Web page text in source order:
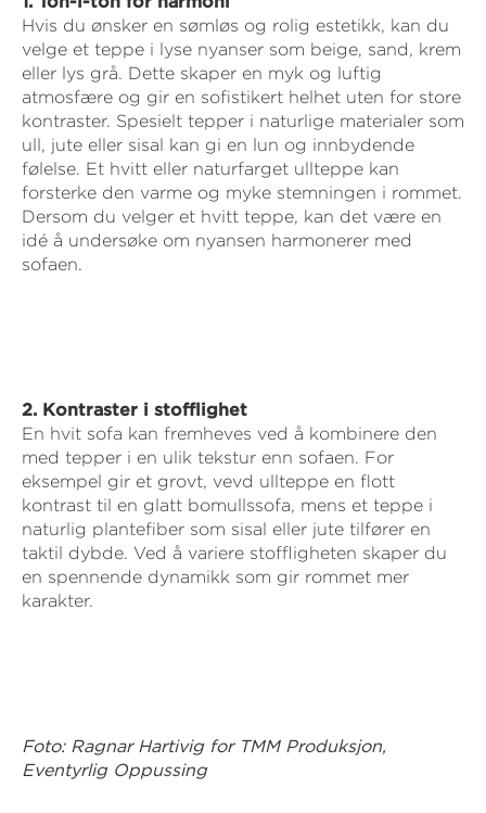
Hvis du ønsker en sømløs og rolig estetikk, kan du
velge et teppe i lyse nyanser som beige, sand, krem
eller lys grå. Dette skaper en myk og luftig
atmosfære og gir en sofistikert helhet uten for store
kontraster. Spesielt tepper i naturlige materialer som
ull, jute eller sisal kan gi en lun og innbydende
følelse. Et hvitt eller naturfarget ullteppe kan
forsterke den varme og myke stemningen i rommet.
Dersom du velger et hvitt teppe, kan det være en
idé å undersøke om nyansen harmonerer med
sofaen.
2. Kontraster i stofflighet
En hvit sofa kan fremheves ved å kombinere den
med tepper i en ulik tekstur enn sofaen. For
eksempel gir et grovt, vevd ullteppe en flott
kontrast til en glatt bomullssofa, mens et teppe i
naturlig plantefiber som sisal eller jute tilfører en
taktil dybde. Ved å variere stoffligheten skaper du
en spennende dynamikk som gir rommet mer
karakter.
Foto: Ragnar Hartivig for TMM Produksjon,
Eventyrlig Oppussing